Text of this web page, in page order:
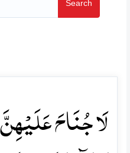
Search
لَا جُنَاحَ عَلَیۡہِنَّ